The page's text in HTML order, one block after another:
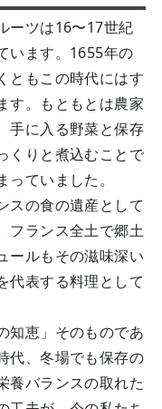
ーツは16〜17世紀
います。1655年の
ともこの時代にはす
す。もともとは農家
手に入る野菜と保存
くりと煮込むことで
ていました。
スの食の遺産として
フランス全土で郷土
ールもその滋味深い
代表する料理として
知恵」そのものであ
代、冬場でも保存の
養バランスの取れた